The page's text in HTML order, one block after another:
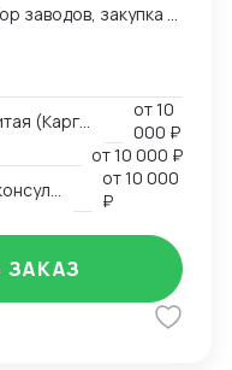
заводов, закупка и
и Белый ввоз)
день: Европа,
от10
000 ₽
от10 000 ₽
от10 000
₽